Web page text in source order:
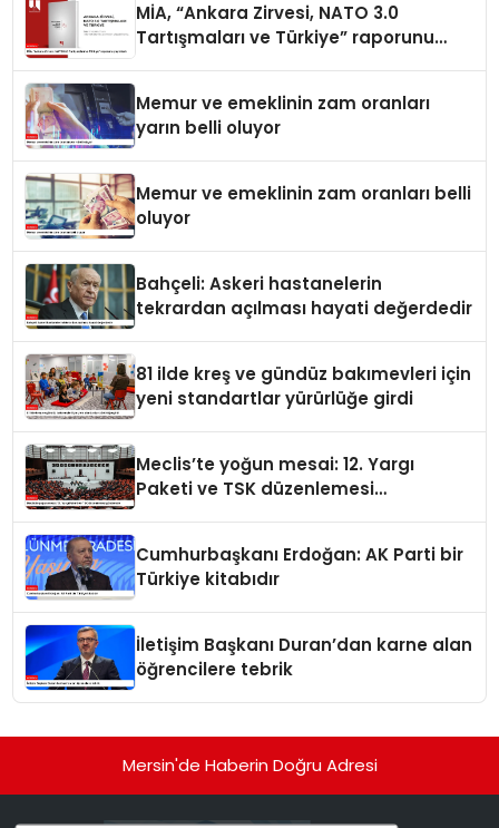
MİA, “Ankara Zirvesi, NATO 3.0
Tartışmaları ve Türkiye” raporunu
Memur ve emeklinin zam oranları
yarın belli oluyor
Memur ve emeklinin zam oranları belli
oluyor
Bahçeli: Askeri hastanelerin
tekrardan açılması hayati değerdedir
81 ilde kreş ve gündüz bakımevleri için
yeni standartlar yürürlüğe girdi
Meclis’te yoğun mesai: 12. Yargı
Paketi ve TSK düzenlemesi
Cumhurbaşkanı Erdoğan: AK Parti bir
Türkiye kitabıdır
İletişim Başkanı Duran’dan karne alan
öğrencilere tebrik
Mersin'de Haberin Doğru Adresi